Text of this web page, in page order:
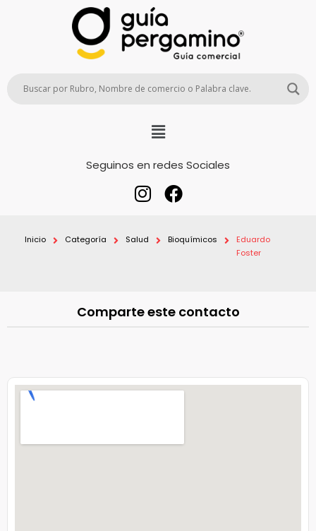
Seguinos en redes Sociales
Inicio Categoría Salud Bioquímicos
Eduardo
Foster
Comparte este contacto